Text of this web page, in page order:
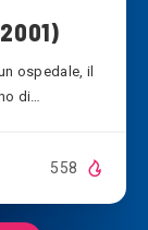
ospedale, il
di…
558